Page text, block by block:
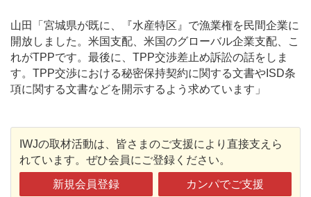
山田「宮城県が既に、『水産特区』で漁業権を民間企業に
開放しました。米国支配、米国のグローバル企業支配、こ
れがTPPです。最後に、TPP交渉差止め訴訟の話をしま
す。TPP交渉における秘密保持契約に関する文書やISD条
項に関する文書などを開示するよう求めています」
IWJの取材活動は、皆さまのご支援により直接支えら
れています。ぜひ会員にご登録ください。
新規会員登録 カンパでご支援